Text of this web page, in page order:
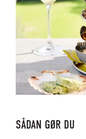
SÅDAN GØR DU